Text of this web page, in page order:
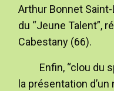
Arthur Bonnet
du “Jeune Talent”,
Cabestany (66).
Enfin, “clou du
la présentation